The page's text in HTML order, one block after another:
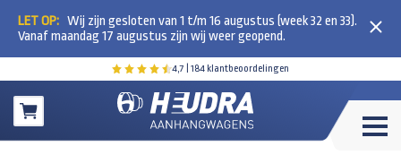
4,7 | 184 klantbeoordelingen
Winkelwagen
LET OP: Wij zijn gesloten van 1 t/m 16 augustus (week 32 en 33).
Vanaf maandag 17 augustus zijn wij weer geopend.